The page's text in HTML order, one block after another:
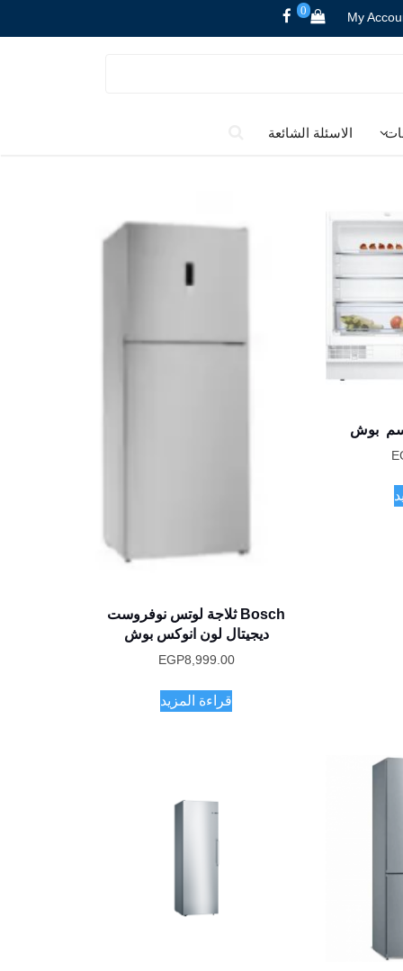
My
0
الاسئلة الشائعة
Bosch ثلاجة لوتس نوفروست
ديجيتال لون انوكس بوش
EGP8,999.00
قراءة المزيد